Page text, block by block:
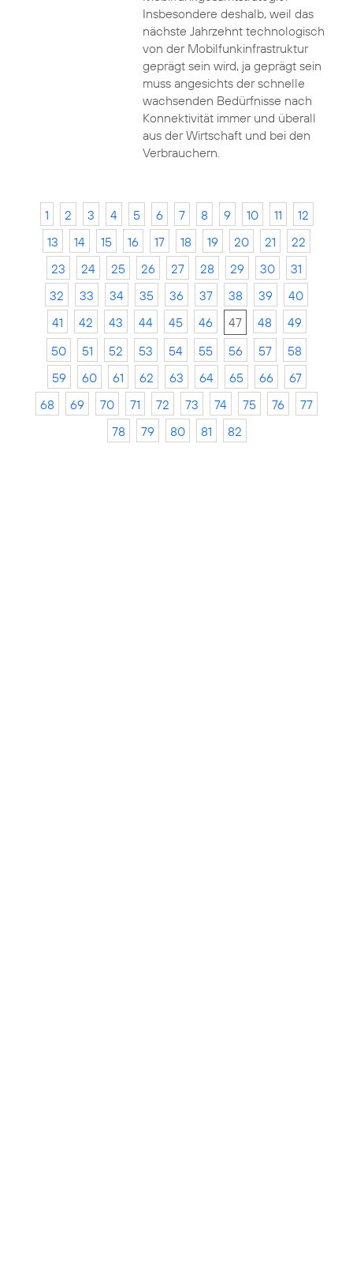
Insbesondere deshalb, weil das
nächste Jahrzehnt technologisch
von der Mobilfunkinfrastruktur
geprägt sein wird, ja geprägt sein
muss angesichts der schnelle
wachsenden Bedürfnisse nach
Konnektivität immer und überall
aus der Wirtschaft und bei den
Verbrauchern.
1 2 3 4 5 6 7 8 9 10 11
12
13
14 15 16 17 18 19 20 21
22
23
24 25 26 27 28 29 30
31
32
33 34 35 36 37 38 39
40
41
42 43 44 45 46 47 48
49
50
51 52 53 54 55 56 57
58
59
60 61 62 63 64 65 66
67
68
69 70 71 72 73 74 75 76
77
78
79 80 81 82